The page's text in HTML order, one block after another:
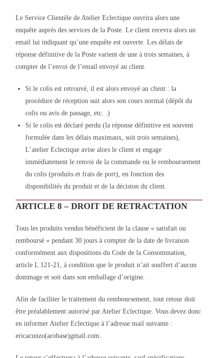
Le Service Clientèle de Atelier Eclectique ouvrira alors une
enquête auprès des services de la Poste. Le client recevra alors un
email lui indiquant qu’une enquête est ouverte. Les délais de
réponse définitive de la Poste varient de une à trois semaines, à
compter de l’envoi de l’email envoyé au client.
Si le colis est retrouvé, il est alors envoyé au client : la
procédure de réception suit alors son cours normal (dépôt du
colis ou avis de passage, etc. .)
Si le colis est déclaré perdu (la réponse définitive est souvent
formulée dans les délais maximaux, soit trois semaines),
L’atelier Eclectique avise alors le client et engage
immédiatement le renvoi de la commande ou le remboursement
du colis (produits et frais de port), en fonction des
disponibilités du produit et de la décision du client.
ARTICLE 8 – DROIT DE RETRACTATION
Tous les produits vendus bénéficient de la clause « satisfait ou
remboursé » pendant 30 jours à compter de la date de livraison
conformément aux dispositions du Code de la Consommation,
article L 121-21, à condition que le produit n’ait souffert d’aucun
dommage et soit dans son emballage d’origine.
Afin de faciliter le traitement du remboursement, tout retour doit
être préalablement autorisé par Atelier Eclectique. Vous devez donc
en informer Atelier Eclectique à l’adresse mail suivante :
ericacunzo(arobase)gmail.com.